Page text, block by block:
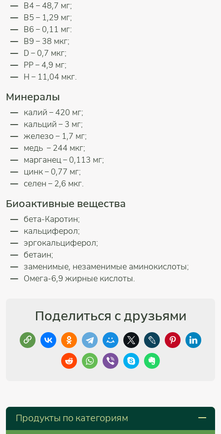
В4 – 48,7 мг;
В5 – 1,29 мг;
В6 – 0,11 мг:
В9 – 38 мкг;
D – 0,7 мкг;
РР – 4,9 мг;
Н – 11,04 мкг.
Минералы
калий – 420 мг;
кальций – 3 мг;
железо – 1,7 мг;
медь – 244 мкг;
марганец – 0,113 мг;
цинк – 0,77 мг;
селен – 2,6 мкг.
Биоактивные вещества
бета-Каротин;
кальциферол;
эргокальциферол;
бетаин;
заменимые, незаменимые аминокислоты;
Омега-6,9 жирные кислоты.
Поделиться с друзьями
Продукты по категориям